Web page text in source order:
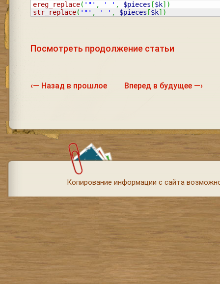
ereg_replace( '"' , ' ' , $pieces [$k] )
str_replace( '"' , ' ' , $pieces [$k] )
Посмотреть продолжение статьи
‹— Назад в прошлое Вперед в будущее —›
Копирование информации с сайта